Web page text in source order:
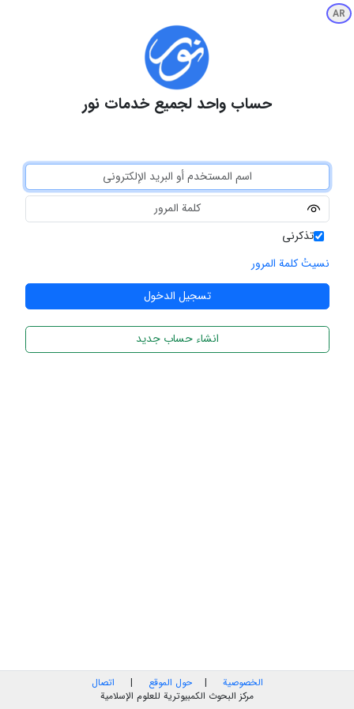
AR
حساب واحد لجميع خدمات نور
تذكرني
نسيتُ كلمة المرور
انشاء حساب جديد
الخصوصية |حول الموقع | اتصال
مركز البحوث الكمبيوترية للعلوم الإسلامية